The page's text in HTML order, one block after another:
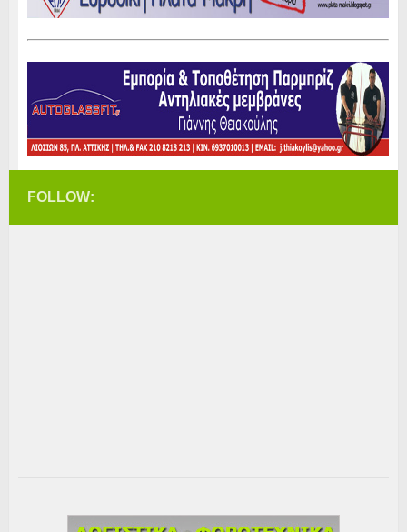
FOLLOW: